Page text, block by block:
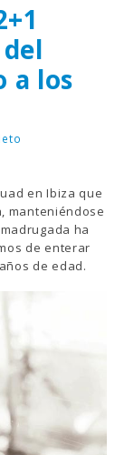
a los
en Ibiza que
manteniéndose
ha
de enterar
de edad.